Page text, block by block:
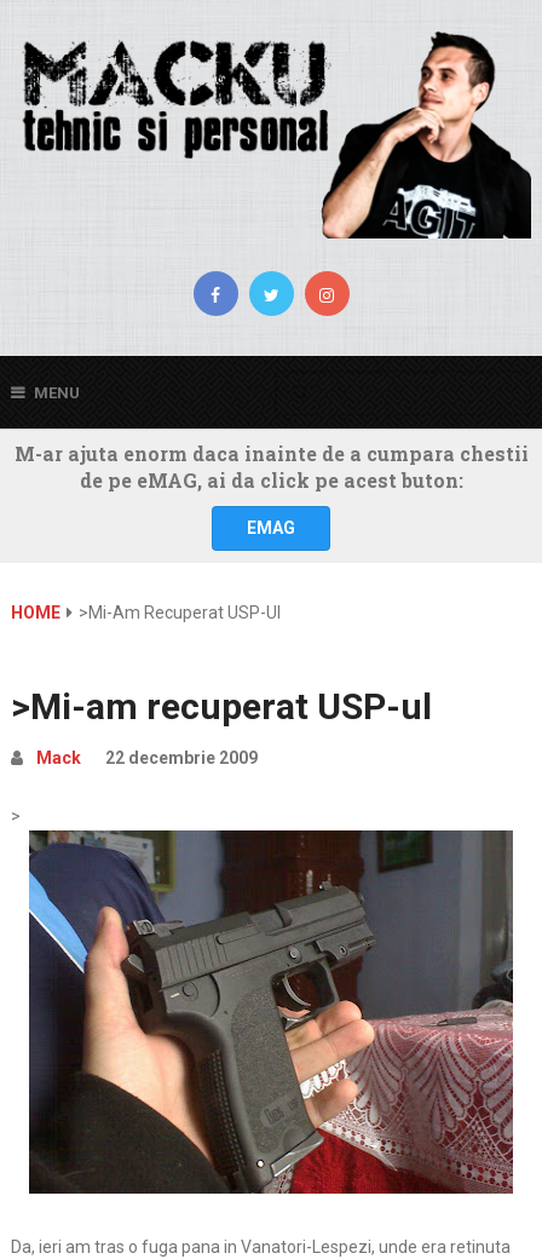
MENU
M-ar ajuta enorm daca inainte de a cumpara chestii
de pe eMAG, ai da click pe acest buton:
EMAG
HOME >Mi-Am Recuperat USP-Ul
>Mi-am recuperat USP-ul
Mack 22 decembrie 2009
>
Da, ieri am tras o fuga pana in Vanatori-Lespezi, unde era retinuta